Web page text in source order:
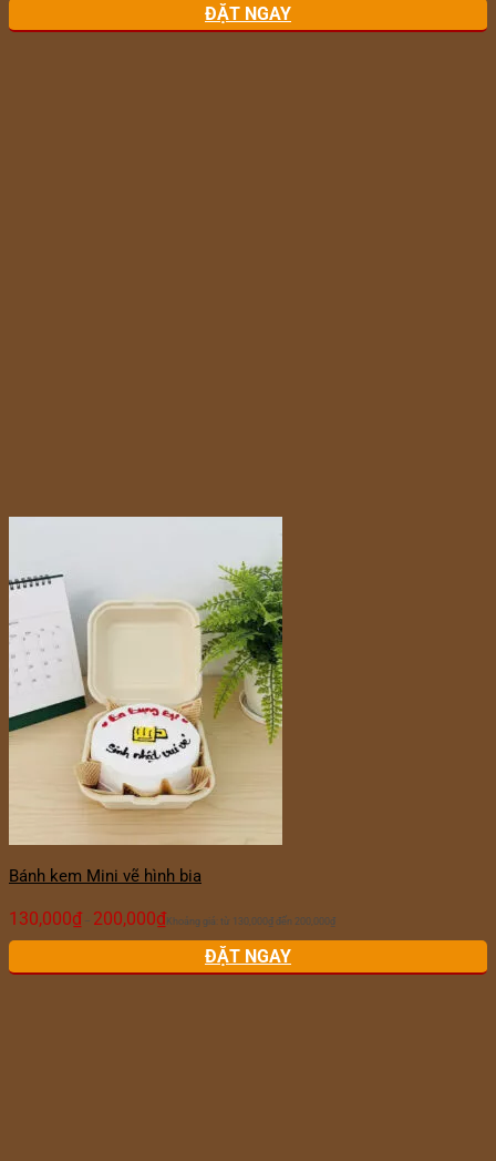
ĐẶT NGAY
Bánh kem Mini vẽ hình bia
130,000₫ – 200,000₫ Khoảng giá: từ 130,000₫ đến 200,000₫
ĐẶT NGAY